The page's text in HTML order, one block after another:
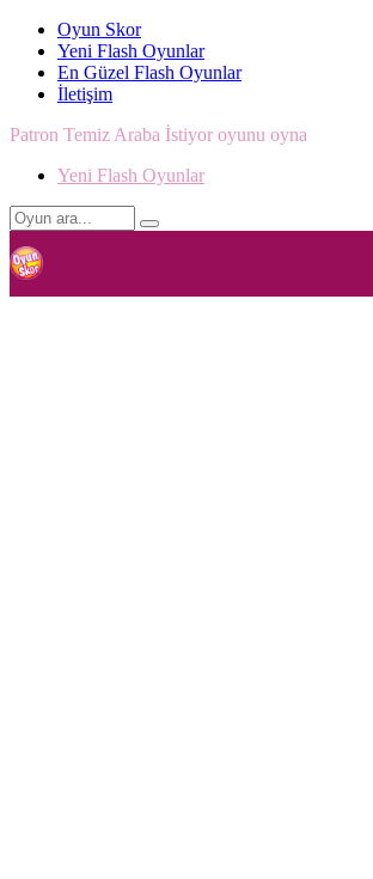
Oyun Skor
Yeni Flash Oyunlar
En Güzel Flash Oyunlar
İletişim
Patron Temiz Araba İstiyor oyunu oyna
Yeni Flash Oyunlar